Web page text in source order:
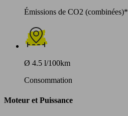
Émissions de CO2 (combinées)*
Ø 4.5 l/100km
Consommation
Moteur et Puissance